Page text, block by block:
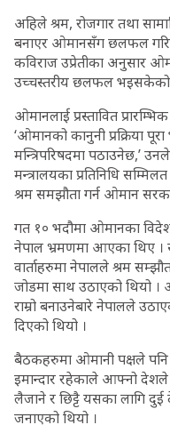
अहिले श्रम, रोजगार तथा
बनाएर ओमानसँग छलफल
कविराज उप्रेतीका अनुसार
उच्चस्तरीय छलफल
ओमानलाई प्रस्तावित
‘ओमानको कानुनी प्रक्रिया
मन्त्रिपरिषदमा पठाउनेछ,’
मन्त्रालयका प्रतिनिधि
श्रम समझौता गर्न ओमान
गत १० भदौमा ओमानका
नेपाल भ्रमणमा आएका थिए ।
वार्ताहरुमा नेपालले श्रम
जोडमा साथ उठाएको थियो ।
राम्रो बनाउनेबारे नेपालले
दिएको थियो ।
बैठकहरुमा ओमानी पक्षले
इमान्दार रहेकाले आफ्नो
लैजाने र छिट्टै यसका लागि दुई
जनाएको थियो ।